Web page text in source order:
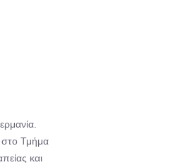
στο Τμήμα
και